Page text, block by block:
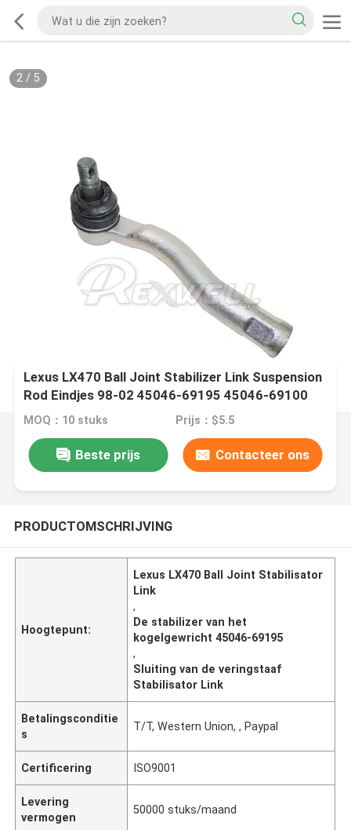
2/ 5
Lexus LX470 Ball Joint Stabilizer Link Suspension
Rod Eindjes 98-02 45046-69195 45046-69100
MOQ：10 stuks Prijs：$5.5
Beste prijs Contacteer ons
PRODUCTOMSCHRIJVING
Hoogtepunt:
Lexus LX470 Ball Joint Stabilisator
Link
,
De stabilizer van het
kogelgewricht 45046-69195
,
Sluiting van de veringstaaf
Stabilisator Link
Betalingsconditie
s
T/T, Western Union, , Paypal
Certificering ISO9001
Levering
vermogen
50000 stuks/maand